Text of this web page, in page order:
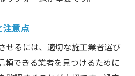
な住まいを実現する方法
で生活空間をリフレッシュ
を豊かにする防音対策
注意点
せるには、適切な施工業者選び
頼できる業者を見つけるために